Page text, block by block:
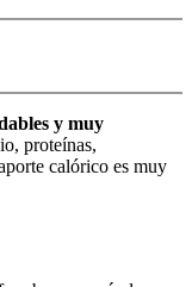
y muy
proteínas,
calórico es muy